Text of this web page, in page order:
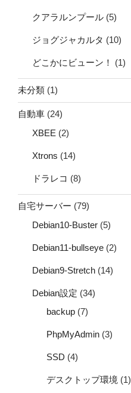
クアラルンプール (5)
ジョグジャカルタ (10)
どこかにビューン！ (1)
未分類 (1)
自動車 (24)
XBEE (2)
Xtrons (14)
ドラレコ (8)
自宅サーバー (79)
Debian10-Buster (5)
Debian11-bullseye (2)
Debian9-Stretch (14)
Debian設定 (34)
backup (7)
PhpMyAdmin (3)
SSD (4)
デスクトップ環境 (1)